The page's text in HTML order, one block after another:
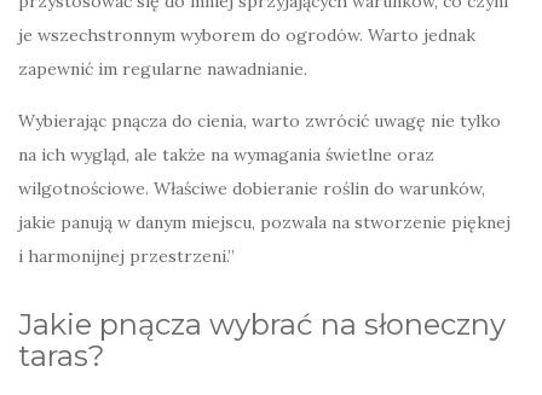
je wszechstronnym wyborem do ogrodów. Warto jednak
zapewnić im regularne nawadnianie.
Wybierając pnącza do cienia, warto zwrócić uwagę nie tylko
na ich wygląd, ale także na wymagania świetlne oraz
wilgotnościowe. Właściwe dobieranie roślin do warunków,
jakie panują w danym miejscu, pozwala na stworzenie pięknej
i harmonijnej przestrzeni.”
Jakie pnącza wybrać na słoneczny
taras?